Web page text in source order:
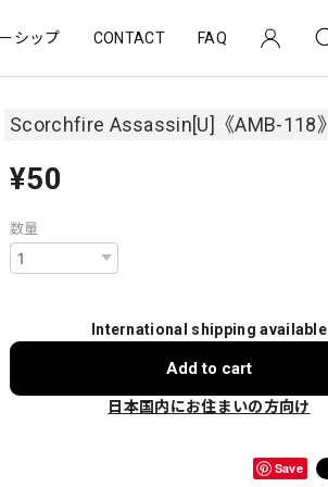
シップ CONTACT FAQ
Scorchfire Assassin[U]《AMB-118》
¥50
数量
International shipping available
Add to cart
日本国内にお住まいの方向け
Save